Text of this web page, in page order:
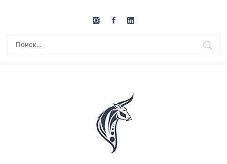
содержимому
Найти: